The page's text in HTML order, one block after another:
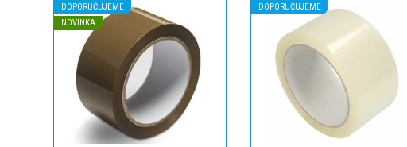
DOPORUČUJEME
NOVINKA
DOPORUČUJEME